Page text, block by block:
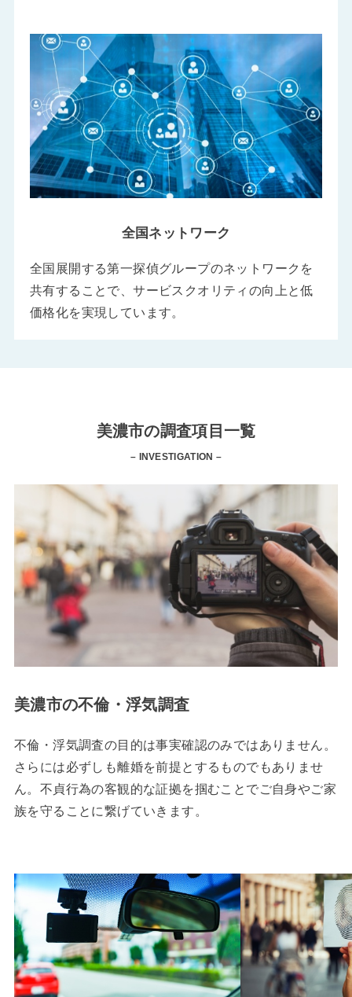
全国ネットワーク
全国展開する第一探偵グループのネットワークを
共有することで、サービスクオリティの向上と低
価格化を実現しています。
美濃市の調査項目一覧
– INVESTIGATION –
美濃市の不倫・浮気調査
不倫・浮気調査の目的は事実確認のみではありません。
さらには必ずしも離婚を前提とするものでもありませ
ん。不貞行為の客観的な証拠を掴むことでご自身やご家
族を守ることに繋げていきます。